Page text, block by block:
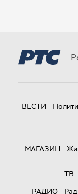
ВЕСТИ
МАГАЗИН
ТВ
РАДИО